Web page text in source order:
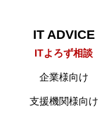
IT ADVICE
ITよろず相談
企業様向け
支援機関様向け